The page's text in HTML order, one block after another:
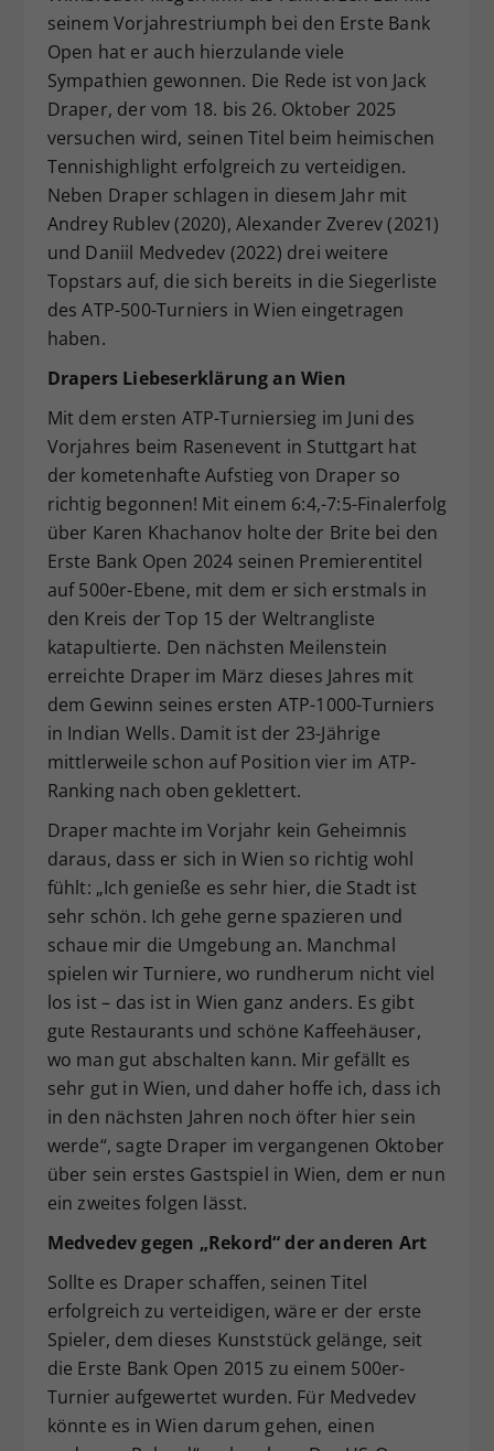
seinem Vorjahrestriumph bei den Erste Bank
Open hat er auch hierzulande viele
Sympathien gewonnen. Die Rede ist von Jack
Draper, der vom 18. bis 26. Oktober 2025
versuchen wird, seinen Titel beim heimischen
Tennishighlight erfolgreich zu verteidigen.
Neben Draper schlagen in diesem Jahr mit
Andrey Rublev (2020), Alexander Zverev (2021)
und Daniil Medvedev (2022) drei weitere
Topstars auf, die sich bereits in die Siegerliste
des ATP-500-Turniers in Wien eingetragen
haben.
Drapers Liebeserklärung an Wien
Mit dem ersten ATP-Turniersieg im Juni des
Vorjahres beim Rasenevent in Stuttgart hat
der kometenhafte Aufstieg von Draper so
richtig begonnen! Mit einem 6:4,-7:5-Finalerfolg
über Karen Khachanov holte der Brite bei den
Erste Bank Open 2024 seinen Premierentitel
auf 500er-Ebene, mit dem er sich erstmals in
den Kreis der Top 15 der Weltrangliste
katapultierte. Den nächsten Meilenstein
erreichte Draper im März dieses Jahres mit
dem Gewinn seines ersten ATP-1000-Turniers
in Indian Wells. Damit ist der 23-Jährige
mittlerweile schon auf Position vier im ATP-
Ranking nach oben geklettert.
Draper machte im Vorjahr kein Geheimnis
daraus, dass er sich in Wien so richtig wohl
fühlt: „Ich genieße es sehr hier, die Stadt ist
sehr schön. Ich gehe gerne spazieren und
schaue mir die Umgebung an. Manchmal
spielen wir Turniere, wo rundherum nicht viel
los ist – das ist in Wien ganz anders. Es gibt
gute Restaurants und schöne Kaffeehäuser,
wo man gut abschalten kann. Mir gefällt es
sehr gut in Wien, und daher hoffe ich, dass ich
in den nächsten Jahren noch öfter hier sein
werde“, sagte Draper im vergangenen Oktober
über sein erstes Gastspiel in Wien, dem er nun
ein zweites folgen lässt.
Medvedev gegen „Rekord“ der anderen Art
Sollte es Draper schaffen, seinen Titel
erfolgreich zu verteidigen, wäre er der erste
Spieler, dem dieses Kunststück gelänge, seit
die Erste Bank Open 2015 zu einem 500er-
Turnier aufgewertet wurden. Für Medvedev
könnte es in Wien darum gehen, einen
Zweck
Dieser Wert speichert Ihre Consent-
Einstellungen. Unter anderem eine
zufällig generierte ID, für die
historische Speicherung Ihrer
Webseiten-Betreiber dies eingestellt
hat.